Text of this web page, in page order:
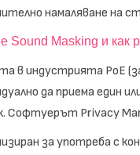
намаляване на
Sound Masking и как
в индустрията PoE
да приема един
Софтуерът Privacy
за употреба с